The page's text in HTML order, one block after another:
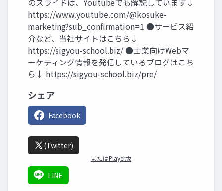
のスライドは、Youtubeでも解説しています↓
https://www.youtube.com/@kosuke-
marketing?sub_confirmation=1 ●サービス紹
介など、当社サイトはこちら↓
https://sigyou-school.biz/ ●士業向けWebマ
ーケティング情報を発信しているブログはこち
ら↓ https://sigyou-school.biz/pre/
シェア
Facebook
(Twitter)
またはPlayer版
LINE